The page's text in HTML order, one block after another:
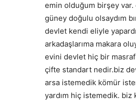
emin olduğum birşey
güney doğulu olsaydım
devlet kendi eliyle
arkadaşlarıma makara
evini devlet hiç bir
çifte standart nedir.biz
arsa istemedik kömür
yardım hiç istemedik. biz